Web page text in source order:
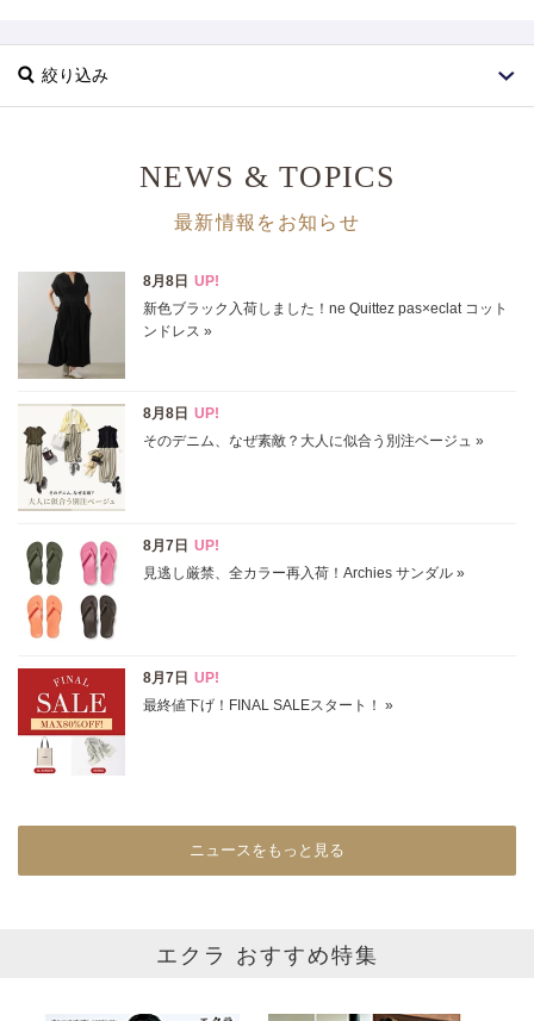
絞り込み
カテゴリ チュニック全て
サイズ
掲載雑誌
価格
表示オプション
すべて
SALE商品
再入荷
NEWS & TOPICS
最新情報をお知らせ
ニュースをもっと見る
エクラ おすすめ特集